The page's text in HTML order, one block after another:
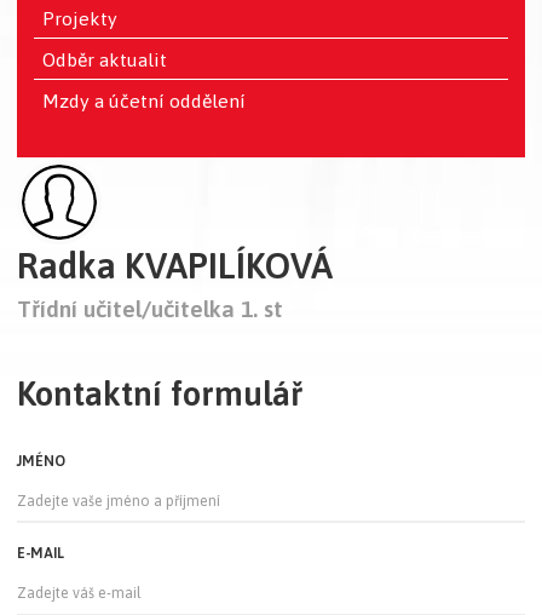
Projekty
Odběr aktualit
Mzdy a účetní oddělení
Radka KVAPILÍKOVÁ
Třídní učitel/učitelka 1. st
Kontaktní formulář
JMÉNO
E-MAIL